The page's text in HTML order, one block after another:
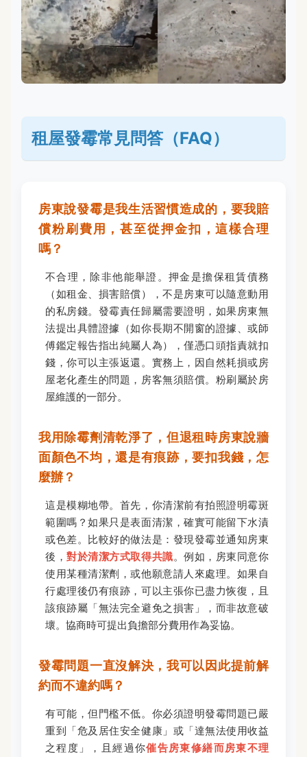
租屋發霉常見問答（FAQ）
房東說發霉是我生活習慣造成的，要我賠
償粉刷費用，甚至從押金扣，這樣合理
嗎？
不合理，除非他能舉證。押金是擔保租賃債務
（如租金、損害賠償），不是房東可以隨意動用
的私房錢。發霉責任歸屬需要證明，如果房東無
法提出具體證據（如你長期不開窗的證據、或師
傅鑑定報告指出純屬人為），僅憑口頭指責就扣
錢，你可以主張返還。實務上，因自然耗損或房
屋老化產生的問題，房客無須賠償。粉刷屬於房
屋維護的一部分。
我用除霉劑清乾淨了，但退租時房東說牆
面顏色不均，還是有痕跡，要扣我錢，怎
麼辦？
這是模糊地帶。首先，你清潔前有拍照證明霉斑
範圍嗎？如果只是表面清潔，確實可能留下水漬
或色差。比較好的做法是：發現發霉並通知房東
後，對於清潔方式取得共識。例如，房東同意你
使用某種清潔劑，或他願意請人來處理。如果自
行處理後仍有痕跡，可以主張你已盡力恢復，且
該痕跡屬「無法完全避免之損害」，而非故意破
壞。協商時可提出負擔部分費用作為妥協。
發霉問題一直沒解決，我可以因此提前解
約而不違約嗎？
有可能，但門檻不低。你必須證明發霉問題已嚴
重到「危及居住安全健康」或「達無法使用收益
之程度」，且經過你催告房東修繕而房東不理